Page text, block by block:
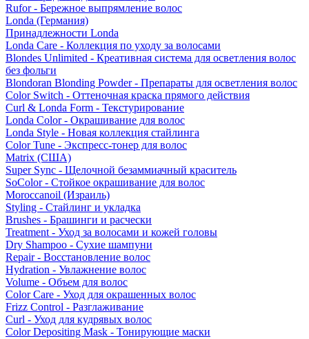
Rufor - Бережное выпрямление волос
Londa (Германия)
Принадлежности Londa
Londa Care - Коллекция по уходу за волосами
Blondes Unlimited - Креативная система для осветления волос
без фольги
Blondoran Blonding Powder - Препараты для осветления волос
Color Switch - Оттеночная краска прямого действия
Curl & Londa Form - Текстурирование
Londa Color - Окрашивание для волос
Londa Style - Новая коллекция стайлинга
Color Tune - Экспресс-тонер для волос
Matrix (США)
Super Sync - Щелочной безаммиачный краситель
SoColor - Стойкое окрашивание для волос
Moroccanoil (Израиль)
Styling - Стайлинг и укладка
Brushes - Брашинги и расчески
Treatment - Уход за волосами и кожей головы
Dry Shampoo - Сухие шампуни
Repair - Восстановление волос
Hydration - Увлажнение волос
Volume - Объем для волос
Color Care - Уход для окрашенных волос
Frizz Control - Разглаживание
Curl - Уход для кудрявых волос
Color Depositing Mask - Тонирующие маски